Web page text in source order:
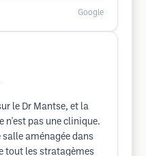
Google
le Dr Mantse, et la
n'est pas une clinique.
salle aménagée dans
tout les stratagèmes